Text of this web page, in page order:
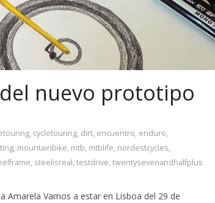
nuevo prototipo
, cycletouring, dirt, encuentro, enduro,
, mountainbike, mtb, mtblife, nordestcycles,
, steelisreal, testdrive, twentysevenandhalfplus
Amarela Vamos a estar en Lisboa del 29 de